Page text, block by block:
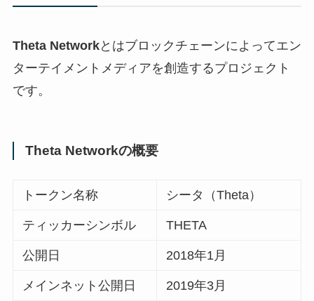
Theta Networkとはブロックチェーンによってエン
ターテイメントメディアを創造するプロジェクト
です。
Theta Networkの概要
トークン名称 シータ（Theta）
ティッカーシンボル THETA
公開日 2018年1月
メインネット公開日 2019年3月